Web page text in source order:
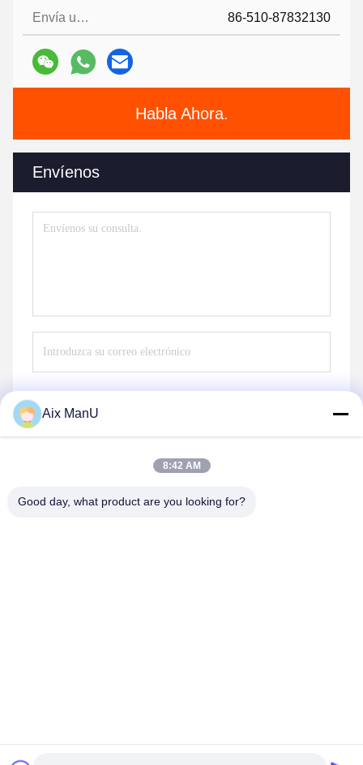
Envía un fax.: 86-510-87832130
Habla Ahora.
Envíenos
Proveedor. Derecho de autor 2021-2026 YIXING HUADING
Aix ManU
8:42 AM
Good day, what product are you looking for?